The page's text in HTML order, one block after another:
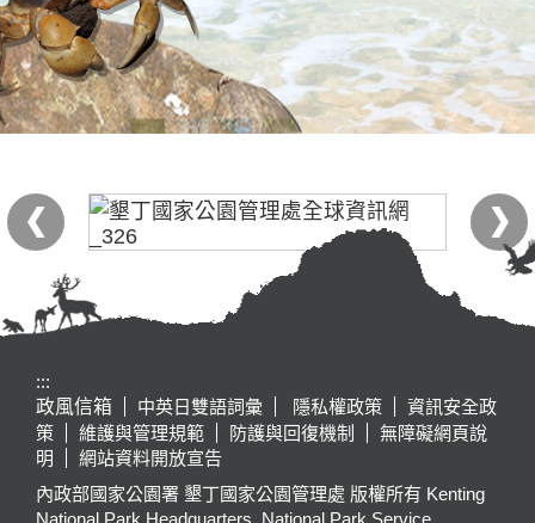
:::
政風信箱
中英日雙語詞彙 隱私權政策
資訊安全政
策
維護與管理規範 防護與回復機制
無障礙網頁說
明
網站資料開放宣告
內政部國家公園署 墾丁國家公園管理處 版權所有 Kenting
National Park Headquarters, National Park Service,